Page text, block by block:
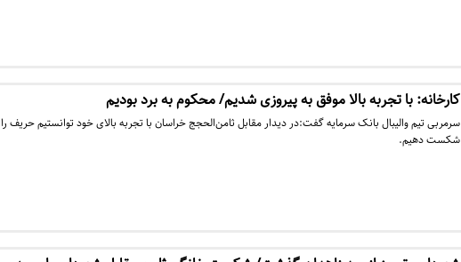
کارخانه: با تجربه بالا موفق به پیروزی شدیم/ محکوم به برد بودیم
سرمربی تیم والیبال بانک سرمایه گفت:در دیدار مقابل ثامن‌الحجج خراسان با تجربه بالای خود توانستیم حریف را
شکست دهیم.